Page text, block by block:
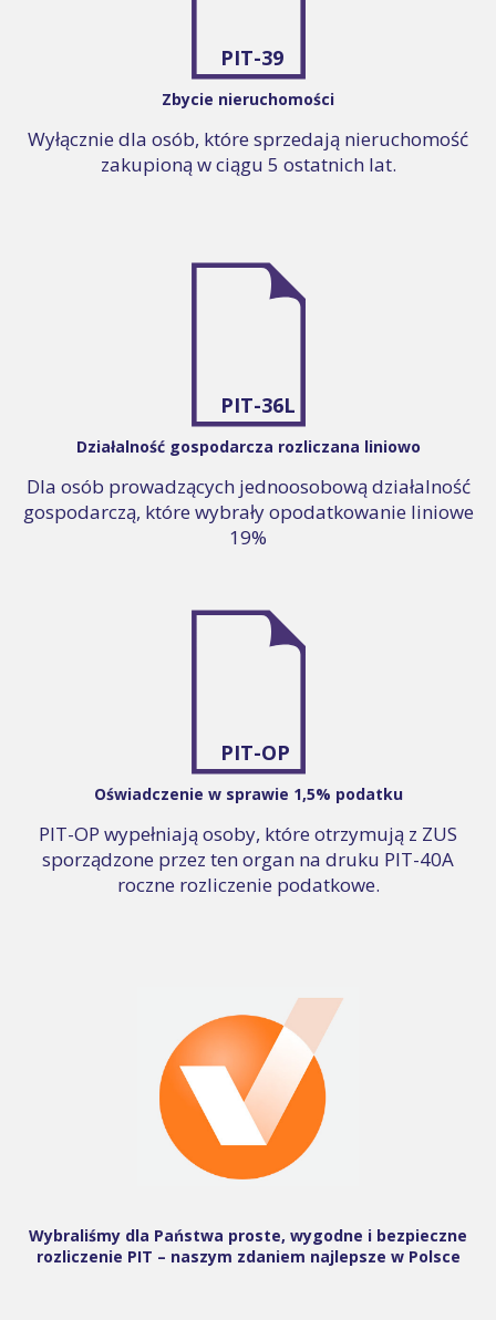
PIT-39
Zbycie nieruchomości
Wyłącznie dla osób, które sprzedają nieruchomość
zakupioną w ciągu 5 ostatnich lat.
PIT-36L
Działalność gospodarcza rozliczana liniowo
Dla osób prowadzących jednoosobową działalność
gospodarczą, które wybrały opodatkowanie liniowe
19%
PIT-OP
Oświadczenie w sprawie 1,5% podatku
PIT-OP wypełniają osoby, które otrzymują z ZUS
sporządzone przez ten organ na druku PIT-40A
roczne rozliczenie podatkowe.
Wybraliśmy dla Państwa proste, wygodne i bezpieczne
rozliczenie PIT – naszym zdaniem najlepsze w Polsce